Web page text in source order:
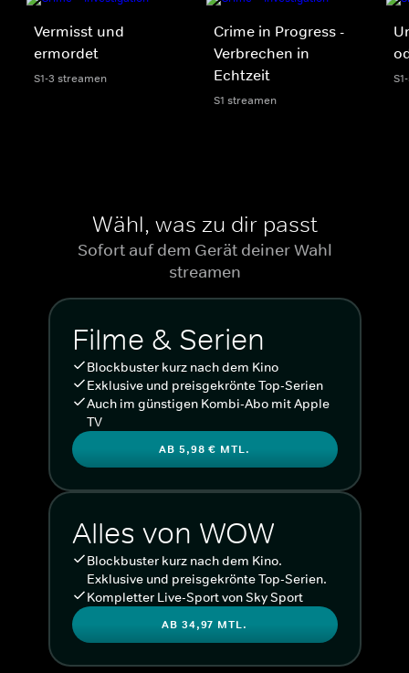
Vermisst und
ermordet
S1-3 streamen
Crime in Progress -
Verbrechen in
Echtzeit
S1 streamen
Wähl, was zu dir passt
Sofort auf dem Gerät deiner Wahl
streamen
Filme & Serien
Blockbuster kurz nach dem Kino
Exklusive und preisgekrönte Top-Serien
Auch im günstigen Kombi-Abo mit Apple
TV
AB 5,98 € MTL.
Alles von WOW
Blockbuster kurz nach dem Kino.
Exklusive und preisgekrönte Top-Serien.
Kompletter Live-Sport von Sky Sport
AB 34,97 MTL.